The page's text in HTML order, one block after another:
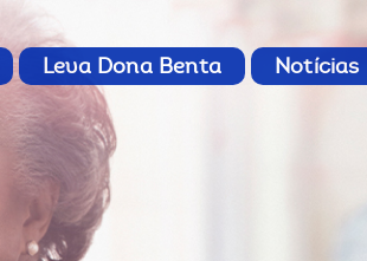
Leva Dona Benta Notícias